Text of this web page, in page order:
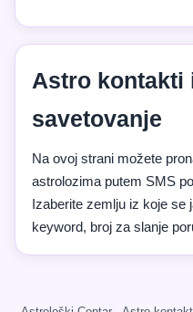
Astro kontakti
savetovanje
Na ovoj strani možete
astrolozima putem SMS
Izaberite zemlju iz koje se
keyword, broj za slanje